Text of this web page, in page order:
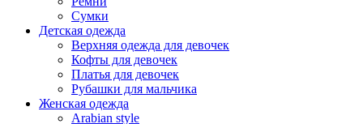
Сумки
Детская одежда
Верхняя одежда для девочек
Кофты для девочек
Платья для девочек
Рубашки для мальчика
Женская одежда
Arabian style